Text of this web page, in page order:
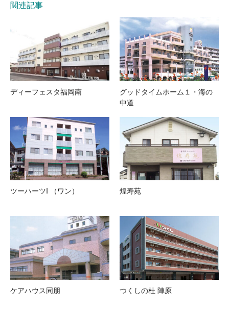
関連記事
ディーフェスタ福岡南
グッドタイムホーム１・海の
中道
ツーハーツI （ワン） 煌寿苑
ケアハウス同朋 つくしの杜 陣原